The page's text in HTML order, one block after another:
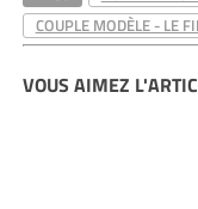
COUPLE MODÈLE - LE
VOUS AIMEZ